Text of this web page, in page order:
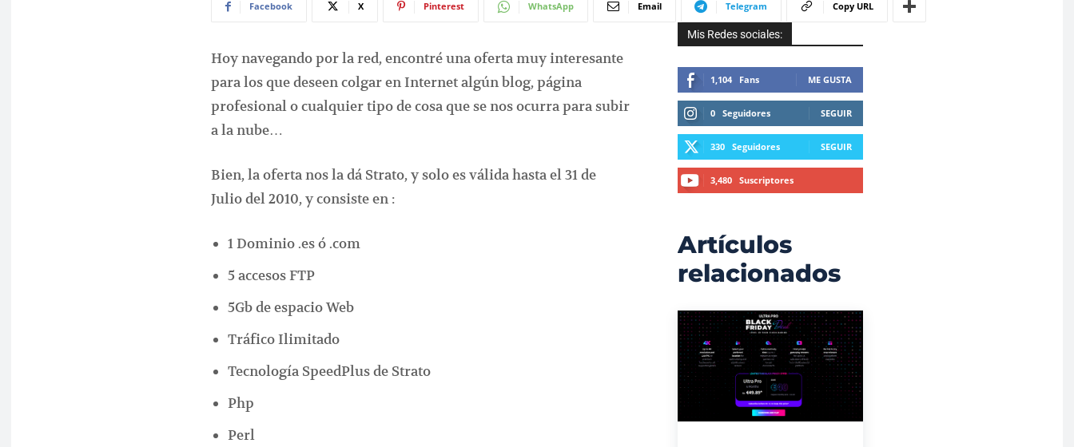
Facebook X Pinterest WhatsApp Email Telegram Copy URL
Hoy navegando por la red, encontré una oferta muy interesante
para los que deseen colgar en Internet algún blog, página
profesional o cualquier tipo de cosa que se nos ocurra para subir
a la nube…
Bien, la oferta nos la dá Strato, y solo es válida hasta el 31 de
Julio del 2010, y consiste en :
1 Dominio .es ó .com
5 accesos FTP
5Gb de espacio Web
Tráfico Ilimitado
Tecnología SpeedPlus de Strato
Php
Perl
Mis Redes sociales:
1,104 Fans ME GUSTA
0 Seguidores SEGUIR
330 Seguidores SEGUIR
3,480 Suscriptores
Artículos
relacionados